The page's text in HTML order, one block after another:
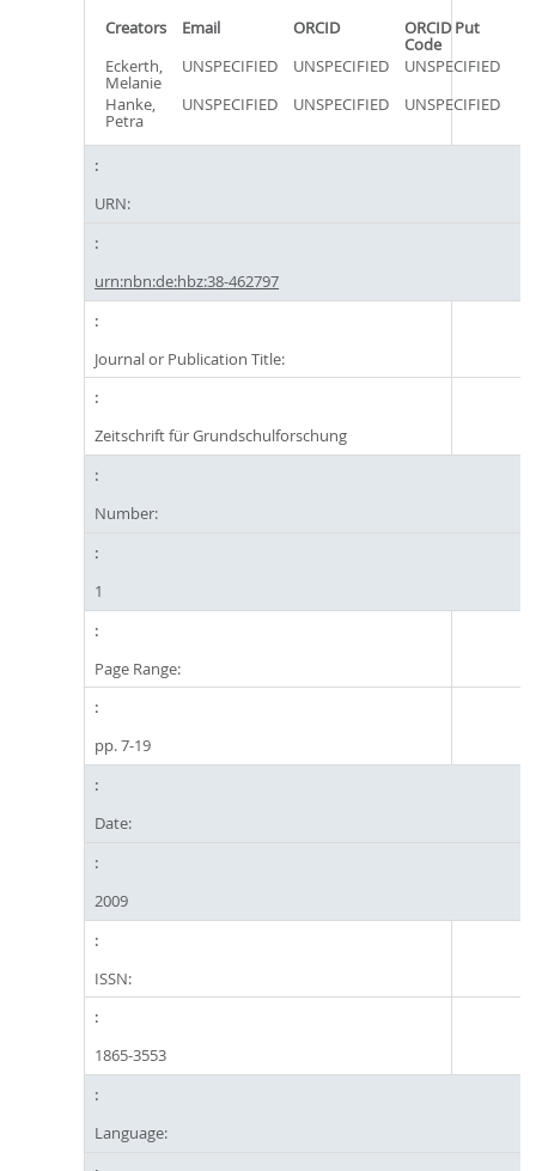
Creators Email ORCID ORCID Put
Code
Eckerth,
Melanie
UNSPECIFIED UNSPECIFIED
UNSPECIFIED
Hanke,
Petra
UNSPECIFIED UNSPECIFIED UNSPECIFIED
URN:
urn:nbn:de:hbz:38-462797
Journal or Publication Title:
Zeitschrift für Grundschulforschung
Number:
1
Page Range:
pp. 7-19
Date:
2009
ISSN:
1865-3553
Language: